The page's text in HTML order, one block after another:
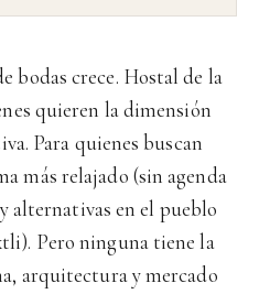
bodas crece. Hostal de la
quieren la dimensión
Para quienes buscan
más relajado (sin agenda
alternativas en el pueblo
Pero ninguna tiene la
arquitectura y mercado